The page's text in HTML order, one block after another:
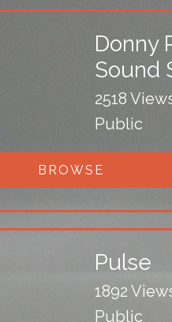
Donny
Sound
2518
Public
BROWSE
Pulse
1892
Public